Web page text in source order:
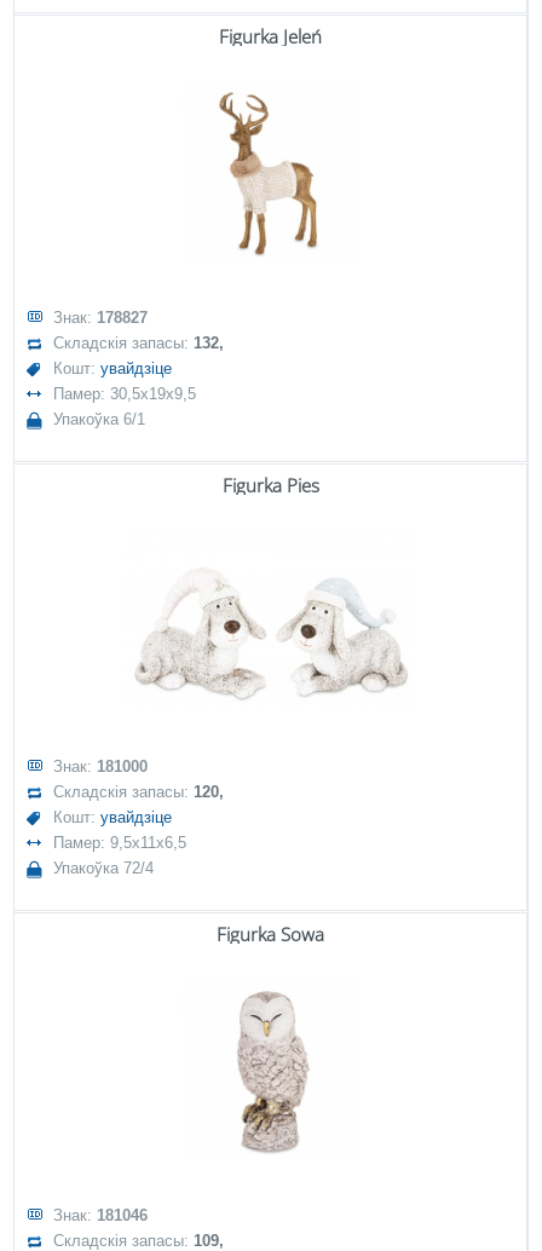
Figurka Jeleń
Знак: 178827
Складскія запасы:132,
Кошт:увайдзіце
Памер: 30,5x19x9,5
Упакоўка 6/1
Figurka Pies
Знак: 181000
Складскія запасы:120,
Кошт:увайдзіце
Памер: 9,5x11x6,5
Упакоўка 72/4
Figurka Sowa
Знак: 181046
Складскія запасы:109,